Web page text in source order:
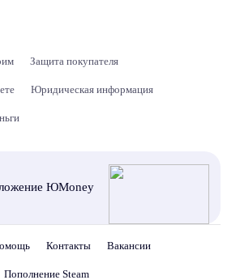
Защита покупателя
Юридическая информация
ЮMoney
Контакты Вакансии
Пополнение Steam